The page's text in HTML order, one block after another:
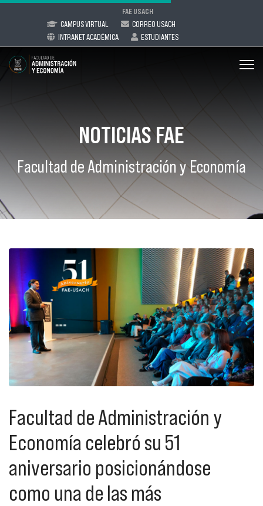
FAE USACH
CAMPUS VIRTUAL
CORREO USACH
INTRANET ACADÉMICA
ESTUDIANTES
NOTICIAS FAE
Facultad de Administración y Economía
Facultad de Administración y
Economía celebró su 51
aniversario posicionándose
como una de las más